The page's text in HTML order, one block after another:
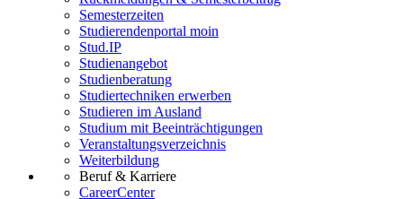
Semesterzeiten
Studierendenportal moin
Stud.IP
Studienangebot
Studienberatung
Studiertechniken erwerben
Studieren im Ausland
Studium mit Beeinträchtigungen
Veranstaltungsverzeichnis
Weiterbildung
Beruf & Karriere
CareerCenter